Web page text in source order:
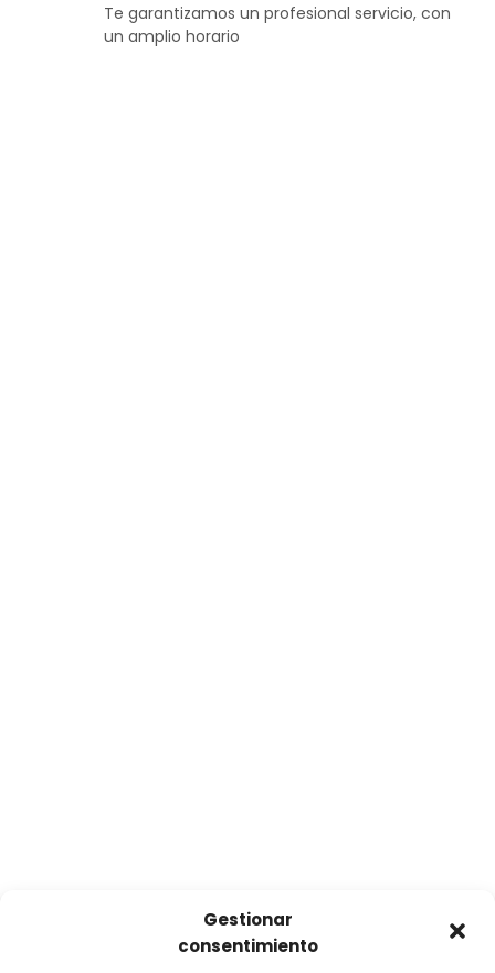
Gestionar
consentimiento
Te garantizamos un profesional servicio, con
un amplio horario